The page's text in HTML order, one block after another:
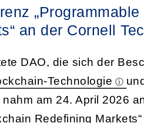
an der Cornell
DAO, die sich der
Technologie
am 24. April 2026
Redefining